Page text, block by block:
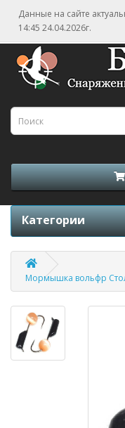
Данные на сайте
14:45 24.04.2026г.
Категории
Мормышка вольфр